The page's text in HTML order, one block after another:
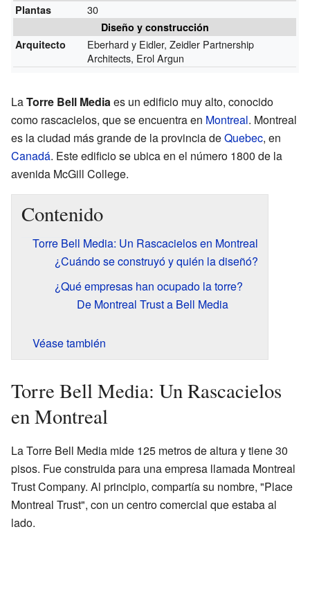
Plantas
30
Diseño y construcción
Arquitecto
Eberhard y Eidler, Zeidler Partnership
Architects, Erol Argun
LaTorre Bell Mediaes un edificio muy alto, conocido
como rascacielos, que se encuentra en Montreal. Montreal
es la ciudad más grande de la provincia deQuebec, en
Canadá. Este edificio se ubica en el número 1800 de la
avenida McGill College.
Contenido
Torre Bell Media: Un Rascacielos en Montreal
¿Cuándo se construyó y quién la diseñó?
¿Qué empresas han ocupado la torre?
De Montreal Trust a Bell Media
Véase también
Torre Bell Media: Un Rascacielos
en Montreal
La Torre Bell Media mide 125 metros de altura y tiene 30
pisos. Fue construida para una empresa llamada Montreal
Trust Company. Al principio, compartía su nombre, "Place
Montreal Trust", con un centro comercial que estaba al
lado.